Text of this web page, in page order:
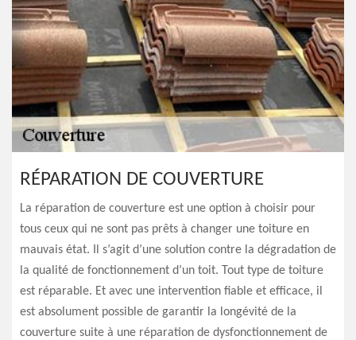
RÉPARATION DE COUVERTURE
La réparation de couverture est une option à choisir pour
tous ceux qui ne sont pas prêts à changer une toiture en
mauvais état. Il s’agit d’une solution contre la dégradation de
la qualité de fonctionnement d’un toit. Tout type de toiture
est réparable. Et avec une intervention fiable et efficace, il
est absolument possible de garantir la longévité de la
couverture suite à une réparation de dysfonctionnement de